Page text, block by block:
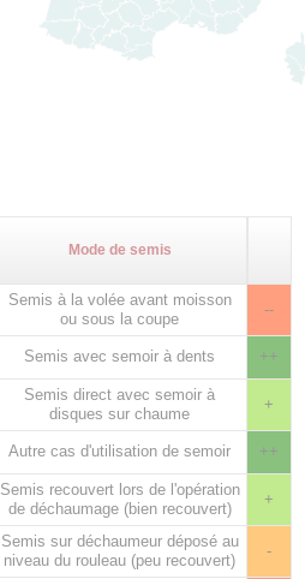
Mode de semis
Semis à la volée avant moisson
ou sous la coupe
--
Semis avec semoir à dents ++
Semis direct avec semoir à
disques sur chaume
+
Autre cas d'utilisation de semoir ++
Semis recouvert lors de l'opération
de déchaumage (bien recouvert)
+
Semis sur déchaumeur déposé au
niveau du rouleau (peu recouvert)
-